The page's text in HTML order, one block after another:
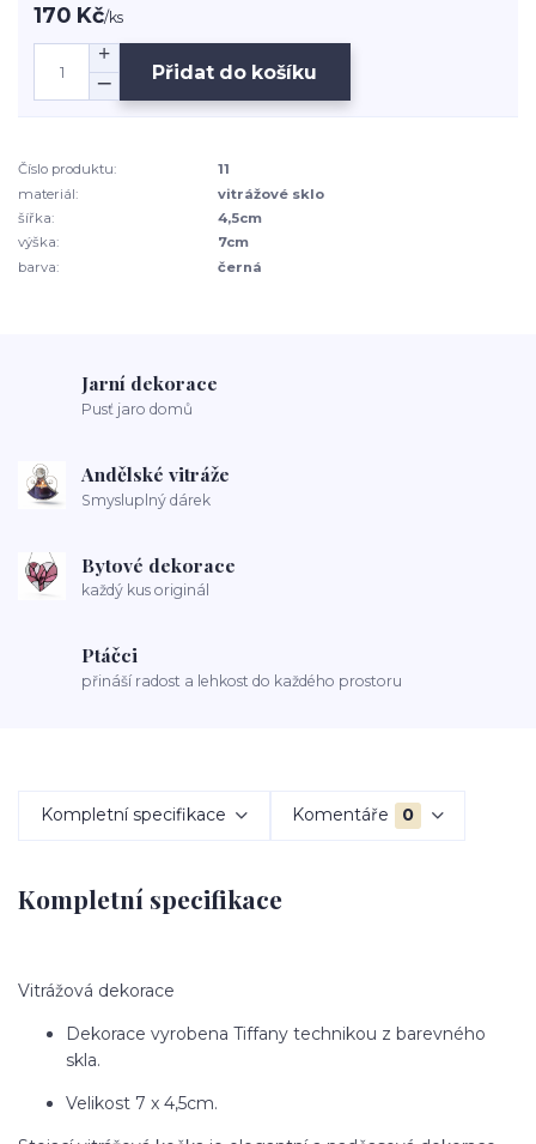
170 Kč/ks
Přidat do košíku
Číslo produktu:
11
materiál:
vitrážové sklo
šířka:
4,5cm
výška:
7cm
barva:
černá
Jarní dekorace
Pusť jaro domů
Andělské vitráže
Smysluplný dárek
Bytové dekorace
každý kus originál
Ptáčci
přináší radost a lehkost do každého prostoru
Kompletní specifikace Komentáře 0
Kompletní specifikace
Vitrážová dekorace
Dekorace vyrobena Tiffany technikou z barevného
skla.
Velikost 7 x 4,5cm.